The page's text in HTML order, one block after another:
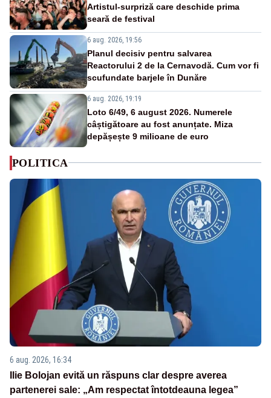
Artistul-surpriză care deschide prima
seară de festival
6 aug. 2026, 19:56
Planul decisiv pentru salvarea
Reactorului 2 de la Cernavodă. Cum vor fi
scufundate barjele în Dunăre
6 aug. 2026, 19:19
Loto 6/49, 6 august 2026. Numerele
câștigătoare au fost anunțate. Miza
depășește 9 milioane de euro
POLITICA
6 aug. 2026, 16:34
Ilie Bolojan evită un răspuns clar despre averea
partenerei sale: „Am respectat întotdeauna legea”